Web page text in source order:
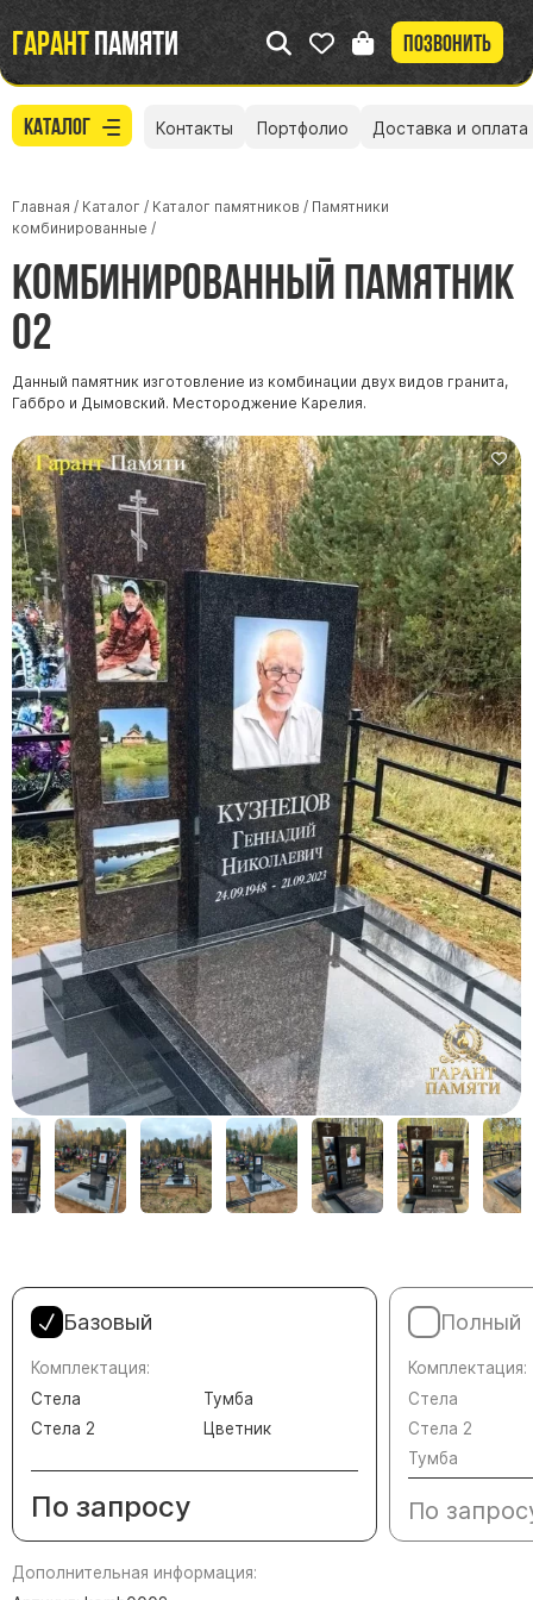
Гарантпамяти Позвонить
Каталог
Участникам СВО
Памятники из гранита
Памятники из мрамора
Элитные памятники
Резные памятники
Мемориальные комплексы
Памятники с полноформатным фото
Склеп
Cкульптуры ангел
Детские памятники
Памятники Мусульманские
Памятники Армянские
Европейские памятники
Памятники "Клипарт"
Семейные памятники ( памятники на двоих )
Памятники в форме креста
Зеркальные памятники
Памятники из белого мрамора Коелга
Креативные памятники
Кресты из белого мрамора
Памятники в виде гитары
Памятники из цветного гранита
Памятники из Дымовского гранита
Контакты Портфолио Доставка и оплата
Главная / Каталог / Каталог памятников / Памятники
комбинированные /
Комбинированный памятник
02
Данный памятник изготовление из комбинации двух видов гранита,
Габбро и Дымовский. Местороджение Карелия.
Базовый
Комплектация:
Стела
Стела 2
Тумба
Цветник
По запросу
Полный
Комплектация:
Стела
Стела 2
Тумба
По
Дополнительная информация: